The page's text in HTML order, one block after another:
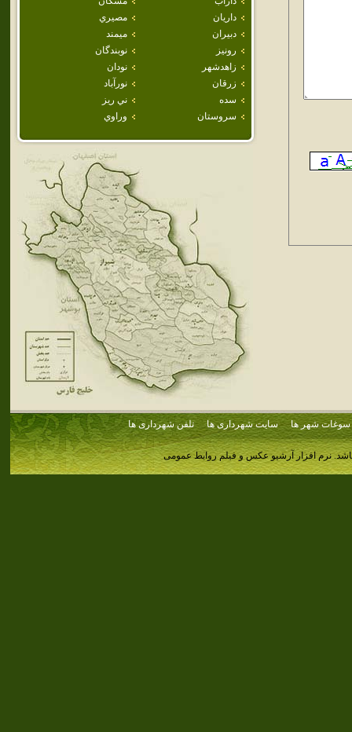
داريان
مصيري
دبيران
ميمند
رونيز
نوبندگان
زاهدشهر
نودان
زرقان
نورآباد
سده
ني ريز
سروستان
وراوي
سوغات شهر ها سایت شهرداری ها تلفن شهرداری ها
نرم افزار آرشیو عکس و فیلم روابط عمومی